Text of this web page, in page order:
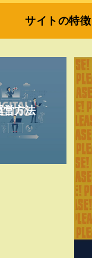
サイトの特徴
営方法